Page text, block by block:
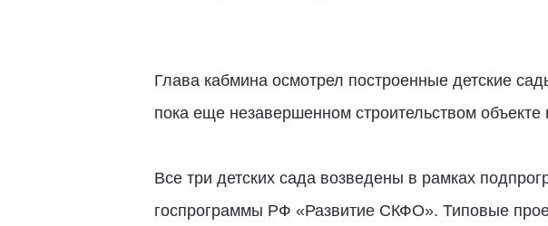
Глава кабмина осмотрел построенные детские
пока еще незавершенном строительством объекте
Все три детских сада возведены в рамках
госпрограммы РФ «Развитие СКФО». Типовые